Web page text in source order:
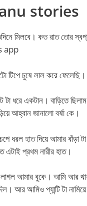
stories
মিলবে। কত রাত তোর
app
টিপে চুষে লাল করে ফেলেছি।
টা ধরে একটান। বাড়িতে
আহ্বান জানালো বর্ষা কে।
ধরল হাত দিয়ে আমার
এটাই প্রথম নারীর হাত।
লাগল আমার বুকে। আমি আর
আর আমিও প্যান্টি টা